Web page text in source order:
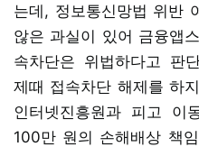
는데, 정보통신망법 위반
않은 과실이 있어 금융앱
속차단은 위법하다고 판
제때 접속차단 해제를 하
인터넷진흥원과 피고 이
100만 원의 손해배상 책